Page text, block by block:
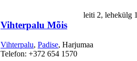
leiti 2,
Vihterpalu Mõis
Vihterpalu, Padise, Harjumaa
Telefon: +372 654 1570